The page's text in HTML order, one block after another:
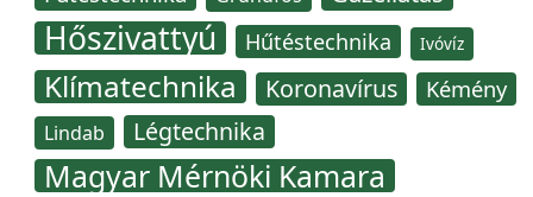
Hőszivattyú Hűtéstechnika Ivóvíz
Klímatechnika Koronavírus Kémény
Lindab Légtechnika
Magyar Mérnöki Kamara